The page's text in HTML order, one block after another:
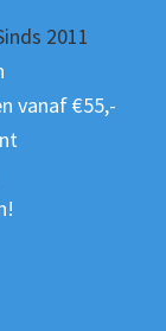
2011
vanaf €55,-